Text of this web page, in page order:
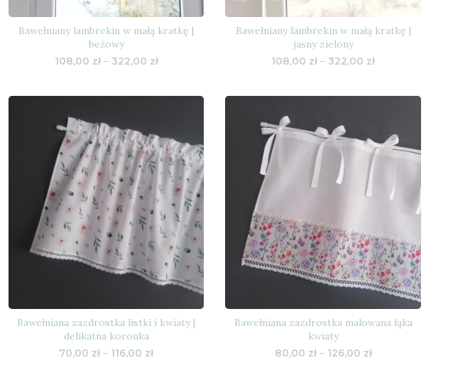
Bawełniany lambrekin w małą kratkę |
beżowy
108,00 zł – 322,00 złZakres
108,00 zł
Bawełniany lambrekin w małą kratkę |
jasny zielony
108,00 zł – 322,00 złZakres
108,00 zł
Bawełniana zazdrostka listki i kwiaty |
delikatna koronka
70,00 zł – 116,00 złZakres
Bawełniana zazdrostka malowana łąka
kwiaty
80,00 zł – 126,00 złZakres